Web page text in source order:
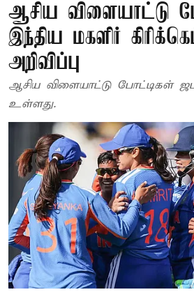
ஆசிய விளையாட்டு
இந்திய மகளிர்
அறிவிப்பு
ஆசிய விளையாட்டு போட்டிகள்
உள்ளது.